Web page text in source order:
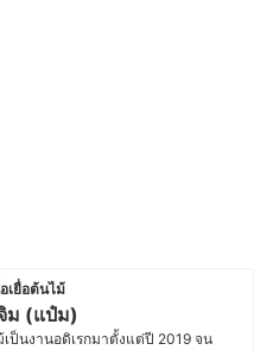
เยื่อต้นไม้
ม (แป๋ม)
ป็นงานอดิเรกมาตั้งแต่ปี 2019 จน